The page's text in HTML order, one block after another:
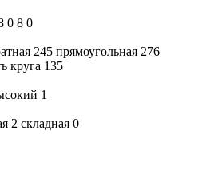
0 8 0
245 прямоугольная 276
круга 135
1
2 складная 0